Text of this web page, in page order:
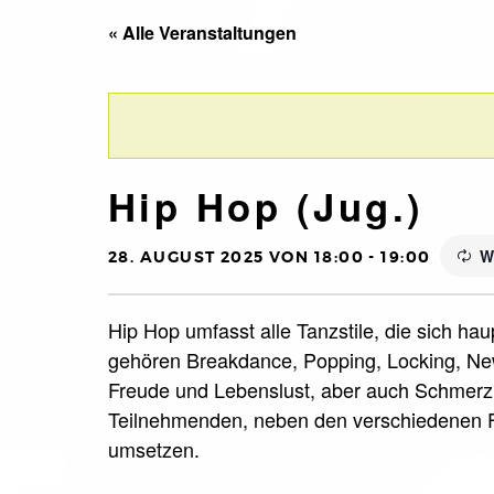
« Alle Veranstaltungen
Hip Hop (Jug.)
28. AUGUST 2025 VON 18:00 -19:00
Hip Hop umfasst alle Tanzstile, die sich
gehören Breakdance, Popping, Locking,
Freude und Lebenslust, aber auch
Teilnehmenden, neben den
umsetzen.